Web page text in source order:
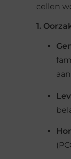
cellen
1.